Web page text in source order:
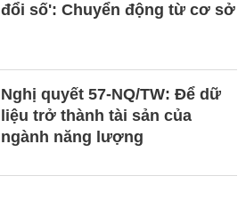
đổi số': Chuyển động từ cơ sở
Nghị quyết 57-NQ/TW: Để dữ
liệu trở thành tài sản của
ngành năng lượng